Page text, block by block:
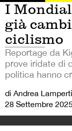
I
già
ciclismo
Reportage da
prove iridate di
politica hanno
di Andrea Lamperti
28 Settembre